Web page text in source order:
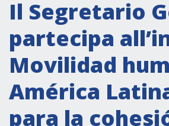
Segreteria Culturale
Segreteria Socio-economica
Segreteria Tecnico scientifica
Forum PMI
Conferenze Italia-America
Il Segretario
partecipa
Movilidad
América
para la